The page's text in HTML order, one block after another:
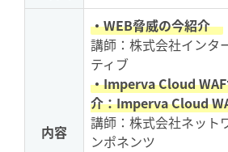
内容
・WEB脅威の今紹介
講師：株式会社インタ
ティブ
・Imperva Cloud
介：Imperva Cloud
講師：株式会社ネット
ンポネンツ